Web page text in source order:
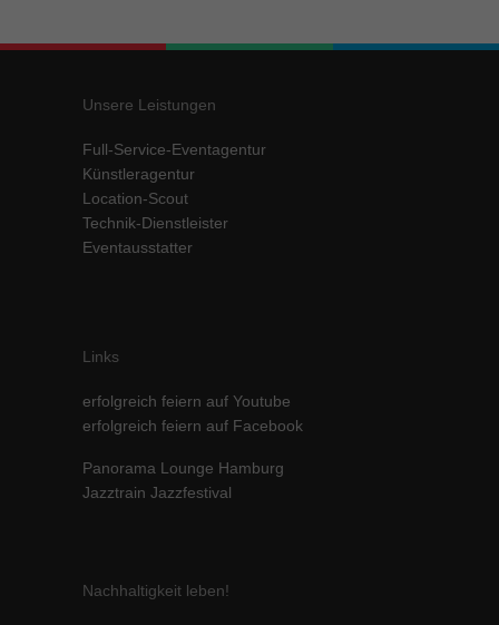
Unsere Leistungen
Full-Service-Eventagentur
Künstleragentur
Location-Scout
Technik-Dienstleister
Eventausstatter
Links
erfolgreich feiern auf Youtube
erfolgreich feiern auf Facebook
Panorama Lounge Hamburg
Jazztrain Jazzfestival
Nachhaltigkeit leben!
standardmäßig blockiert. Wenn Cookies von externen Medien akzeptiert
Cookie-Informationen anzeigen
powered by Borlabs Cookie